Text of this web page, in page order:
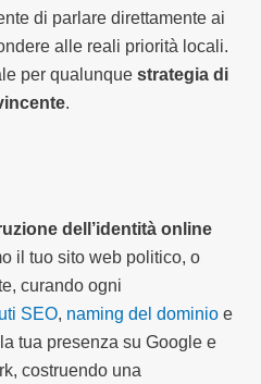
di parlare direttamente ai
alle reali priorità locali.
per qualunque strategia di
.
dell’identità online
il tuo sito web politico, o
curando ogni
SEO, naming del dominio e
tua presenza su Google e
costruendo una